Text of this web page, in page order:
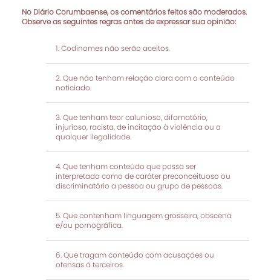
No Diário Corumbaense, os comentários feitos são moderados.
Observe as seguintes regras antes de expressar sua opinião:
Codinomes não serão aceitos.
Que não tenham relação clara com o conteúdo
noticiado.
Que tenham teor calunioso, difamatório,
injurioso, racista, de incitação à violência ou a
qualquer ilegalidade.
Que tenham conteúdo que possa ser
interpretado como de caráter preconceituoso ou
discriminatório a pessoa ou grupo de pessoas.
Que contenham linguagem grosseira, obscena
e/ou pornográfica.
Que tragam conteúdo com acusações ou
ofensas à terceiros